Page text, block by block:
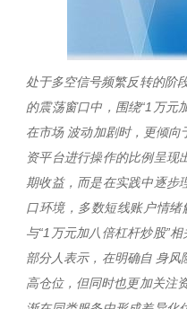
处于多空信号频繁反转的阶
的震荡窗口中，围绕“1万元
在市场 波动加剧时，更倾
资平台进行操作的比例呈现
期收益，而是在实践中逐步
口环境，多数短线账户情
与“1万元加八倍杠杆炒股”
部分人表示，在明确自 身
高仓位，但同时也更加关注